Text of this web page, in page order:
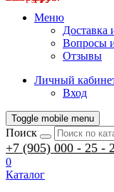
Меню
Доставка
Вопросы
Отзывы
Личный
Вход
Toggle mobile menu
Поиск
+7 (905) 000 - 25 -
0
Каталог